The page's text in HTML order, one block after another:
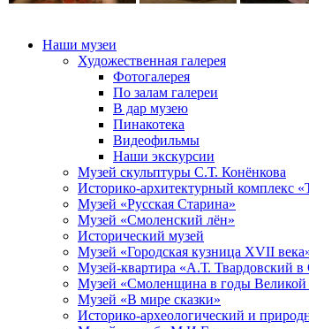
Наши музеи
Художественная галерея
Фотогалерея
По залам галереи
В дар музею
Пинакотека
Видеофильмы
Наши экскурсии
Музей скульптуры С.Т. Конёнкова
Историко-архитектурный комплекс
Музей «Русская Старина»
Музей «Смоленский лён»
Исторический музей
Музей «Городская кузница XVII
Музей-квартира «А.Т. Твардовский в
Музей «Смоленщина в годы Великой
Музей «В мире сказки»
Историко-археологический и